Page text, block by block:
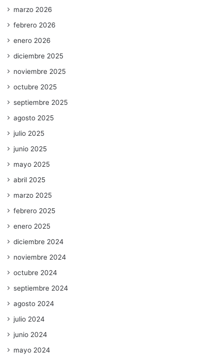
marzo 2026
febrero 2026
enero 2026
diciembre 2025
noviembre 2025
octubre 2025
septiembre 2025
agosto 2025
julio 2025
junio 2025
mayo 2025
abril 2025
marzo 2025
febrero 2025
enero 2025
diciembre 2024
noviembre 2024
octubre 2024
septiembre 2024
agosto 2024
julio 2024
junio 2024
mayo 2024